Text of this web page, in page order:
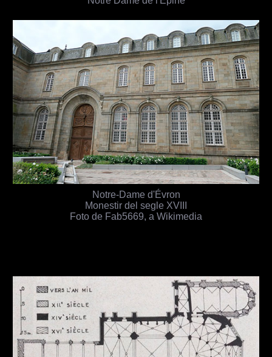
Notre-Dame d'Évron
Monestir del segle XVIII
Foto de Fab5669, a Wikimedia